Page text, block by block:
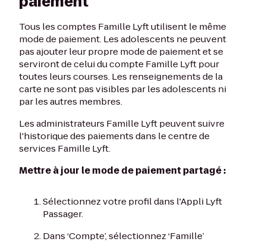
Tous les comptes Famille Lyft utilisent le même
mode de paiement. Les adolescents ne peuvent
pas ajouter leur propre mode de paiement et se
serviront de celui du compte Famille Lyft pour
toutes leurs courses. Les renseignements de la
carte ne sont pas visibles par les adolescents ni
par les autres membres.
Les administrateurs Famille Lyft peuvent suivre
l'historique des paiements dans le centre de
services Famille Lyft.
Mettre à jour le mode de paiement partagé :
Sélectionnez votre profil dans l'Appli Lyft
Passager.
Dans ‘Compte’, sélectionnez ‘Famille’